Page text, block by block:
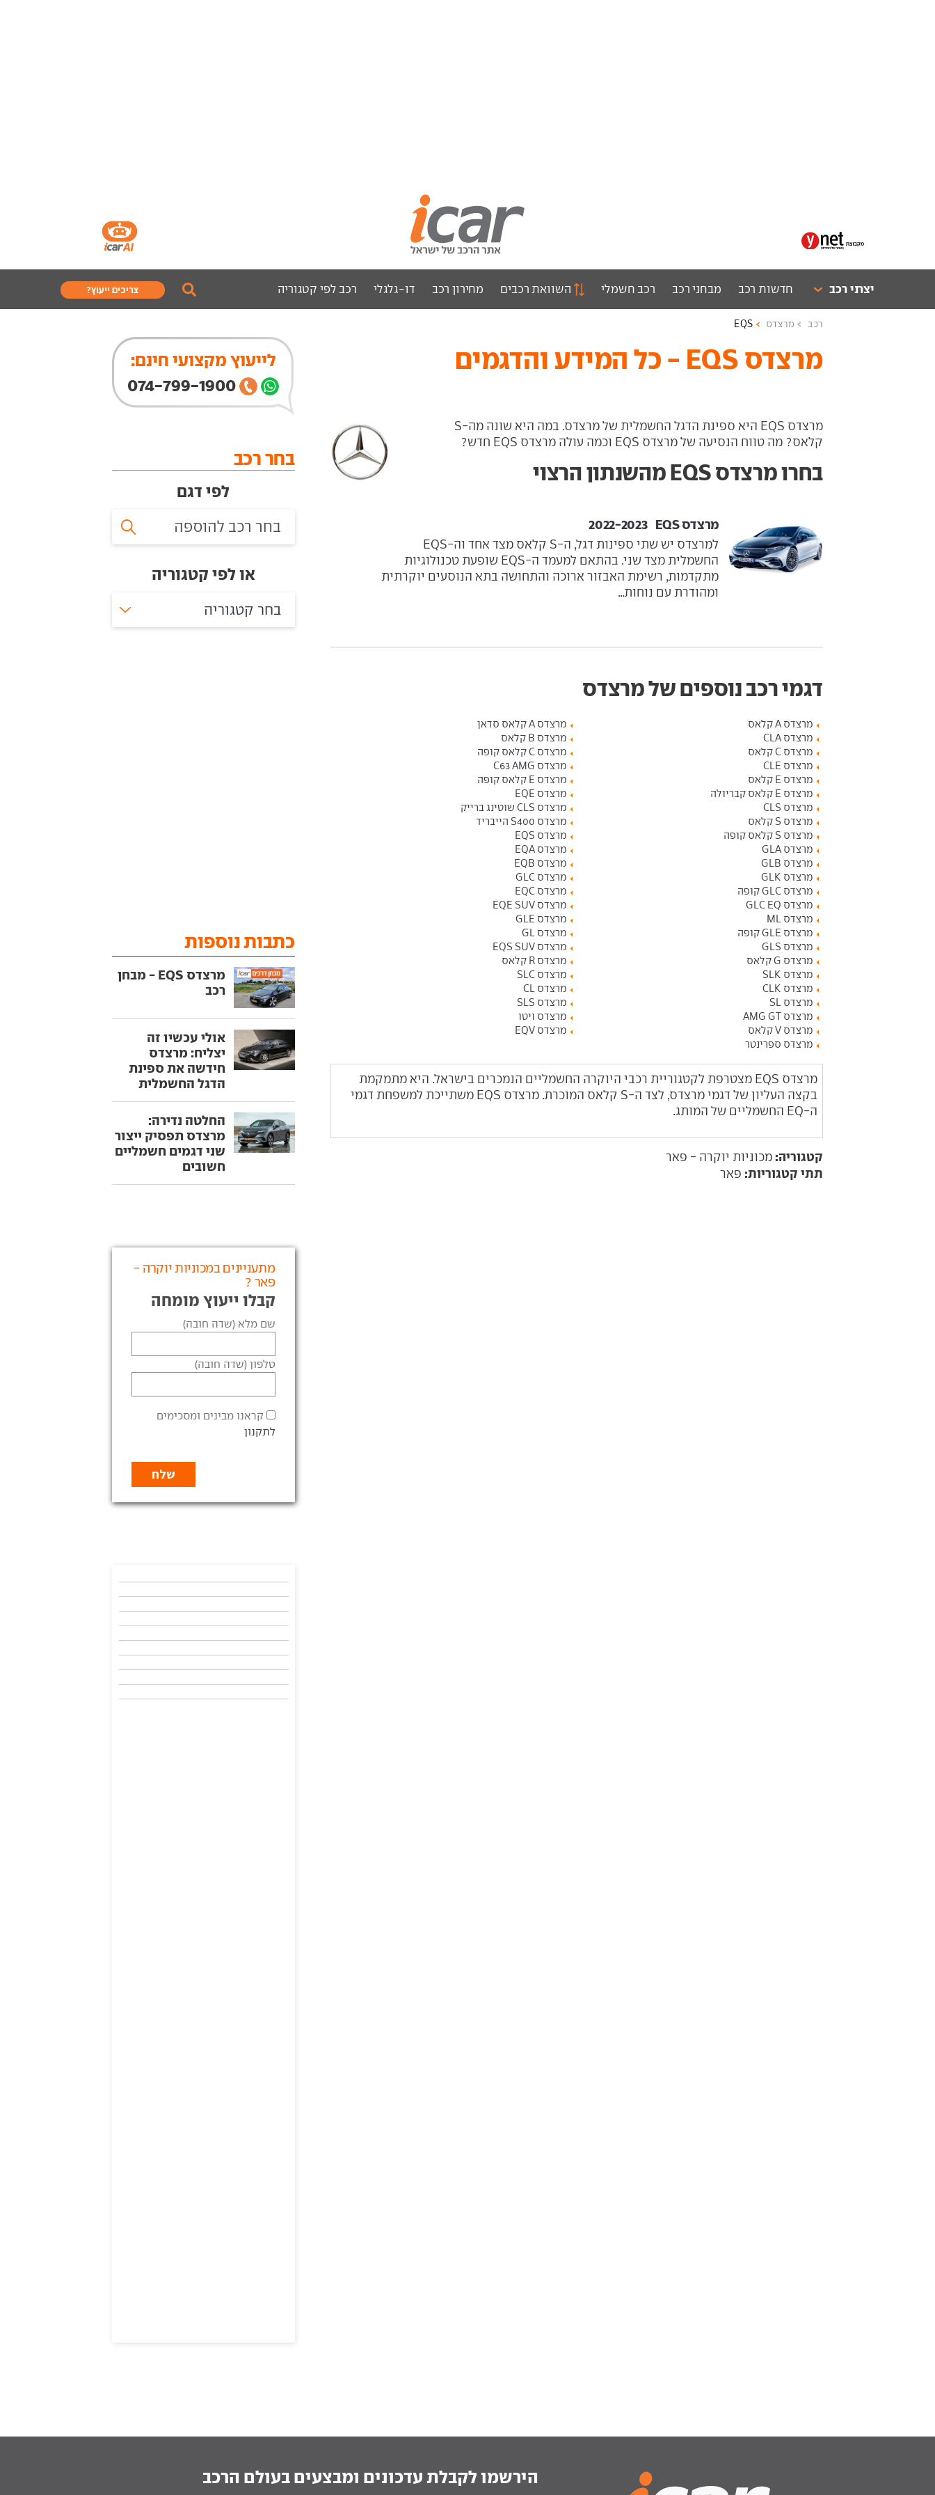
יצרני רכב חדשות רכב מבחני רכב רכב חשמלי השוואת רכבים מחירון רכב דו-גלגלי רכב לפי קטגוריה צריכים ייעוץ?
רכב מרצדס EQS
מרצדס EQS - כל המידע והדגמים
מרצדס EQS היא ספינת הדגל החשמלית של מרצדס. במה היא שונה מה-S
קלאס? מה טווח הנסיעה של מרצדס EQS וכמה עולה מרצדס EQS חדש?
בחרו מרצדס EQS מהשנתון הרצוי
מרצדס EQS ‏ 2022-2023
למרצדס יש שתי ספינות דגל, ה-S קלאס מצד אחד וה-EQS
החשמלית מצד שני. בהתאם למעמד ה-EQS שופעת טכנולוגיות
מתקדמות, רשימת האבזור ארוכה והתחושה בתא הנוסעים יוקרתית
ומהודרת עם נוחות...
דגמי רכב נוספים של מרצדס
מרצדס A קלאס
מרצדס A קלאס סדאן
מרצדס CLA
מרצדס B קלאס
מרצדס C קלאס
מרצדס C קלאס קופה
מרצדס CLE
מרצדס C63 AMG
מרצדס E קלאס
מרצדס E קלאס קופה
מרצדס E קלאס קבריולה
מרצדס EQE
מרצדס CLS
מרצדס CLS שוטינג ברייק
מרצדס S קלאס
מרצדס S400 הייבריד
מרצדס S קלאס קופה
מרצדס EQS
מרצדס GLA
מרצדס EQA
מרצדס GLB
מרצדס EQB
מרצדס GLK
מרצדס GLC
מרצדס GLC קופה
מרצדס EQC
מרצדס GLC EQ
מרצדס EQE SUV
מרצדס ML
מרצדס GLE
מרצדס GLE קופה
מרצדס GL
מרצדס GLS
מרצדס EQS SUV
מרצדס G קלאס
מרצדס R קלאס
מרצדס SLK
מרצדס SLC
מרצדס CLK
מרצדס CL
מרצדס SL
מרצדס SLS
מרצדס AMG GT
מרצדס ויטו
מרצדס V קלאס
מרצדס EQV
מרצדס ספרינטר
מרצדס EQS מצטרפת לקטגוריית רכבי היוקרה החשמליים הנמכרים בישראל. היא מתמקמת
בקצה העליון של דגמי מרצדס, לצד ה-S קלאס המוכרת. מרצדס EQS משתייכת למשפחת דגמי
ה-EQ החשמליים של המותג.
קטגוריה: מכוניות יוקרה - פאר
תתי קטגוריות: פאר
לייעוץ מקצועי חינם:
074-799-1900
בחר רכב
לפי דגם
או לפי קטגוריה
בחר קטגוריה
כתבות נוספות
מרצדס EQS - מבחן
רכב
אולי עכשיו זה
יצליח: מרצדס
חידשה את ספינת
הדגל החשמלית
החלטה נדירה:
מרצדס תפסיק ייצור
שני דגמים חשמליים
חשובים
מתעניינים במכוניות יוקרה -
פאר ?
קבלו ייעוץ מומחה
שם מלא (שדה חובה)
טלפון (שדה חובה)
קראנו מבינים ומסכימים
לתקנון
הירשמו לקבלת עדכונים ומבצעים בעולם הרכב